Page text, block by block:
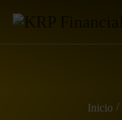
Inicio